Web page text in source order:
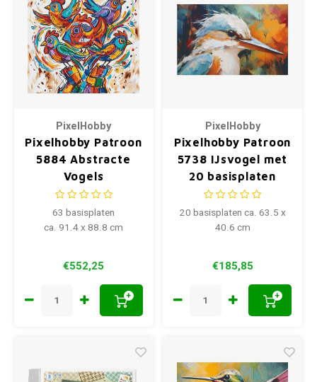
PixelHobby
Pixelhobby Patroon
5884 Abstracte
Vogels
63 basisplaten
ca. 91.4 x 88.8 cm
€552,25
+
PixelHobby
Pixelhobby Patroon
5738 IJsvogel met
20 basisplaten
20 basisplaten ca. 63.5 x
40.6 cm
€185,85
+